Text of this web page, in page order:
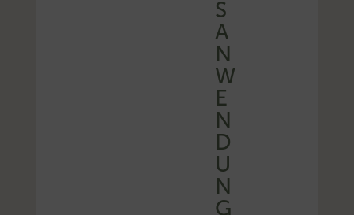
S
A
N
W
E
N
D
U
N
G